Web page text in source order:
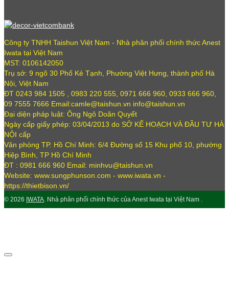
Công ty TNHH Taishun Việt Nam - Nhà phân phối chính thức Anest
Iwata tại Việt Nam
MST: 0106142050
Trụ sở: 9 ngõ 30 Phố Kẻ Tạnh, Phường Việt Hưng, thành phố Hà
Nội, Việt Nam
ĐT 0243 984 1505 , 0983 220 555, 0971 666 960, 0933 666 960,
09 7555 7666 Email:camle@taishun.vn info@taishun.vn
Đại diện pháp luật: Ông Ngô Doãn Quyết
Ngày cấp giấy phép: 03/04/2013 do SỞ KẾ HOẠCH VÀ ĐẦU TƯ HÀ
NỘI cấp
Văn phòng TP. Hồ Chí Minh: 6/4 Đường số 15 Khu phố 10, phường
Hiệp Bình, TP Hồ Chí Minh
ĐT : 0981 666 960 Email: minhvu@taishun.vn
Website: www.sungphunson.com - www.iwata.vn -
https://thietbison.vn/
© 2026 IWATA. Nhà phân phối chính thức của Anest Iwata tại Việt Nam .